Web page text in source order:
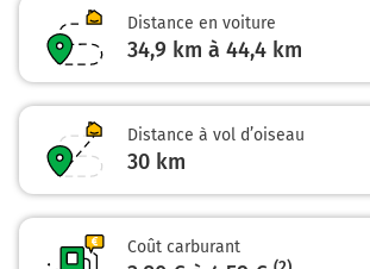
Continuer et rejoindre N104 (La
Continuer sur 3,1 kilomètres
N104
A13
NANTES
BONDOUFLE
Distance en voiture
34,9 km à 44,4 km
Distance à vol d’oiseau
30 km
Coût carburant